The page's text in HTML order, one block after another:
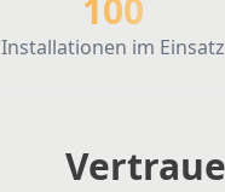
100
Installationen im Einsatz